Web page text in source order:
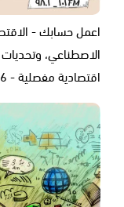
اعمل حسابك -
الاصطناعي،
اقتصادية مفصلية - 03.07.2026